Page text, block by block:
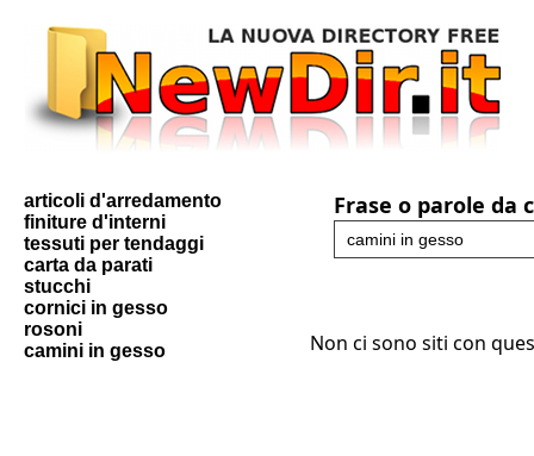
articoli d'arredamento
finiture d'interni
tessuti per tendaggi
carta da parati
stucchi
cornici in gesso
rosoni
camini in gesso
Frase o parole da
Non ci sono siti con